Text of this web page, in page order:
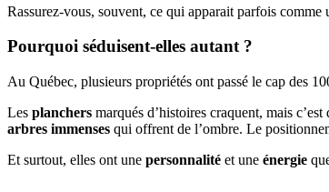
Rassurez-vous, souvent, ce qui apparait parfois comme
Pourquoi séduisent-elles autant ?
Au Québec, plusieurs propriétés ont passé le cap des
Les planchers marqués d’histoires craquent, mais
arbres immenses qui offrent de l’ombre. Le
Et surtout, elles ont une personnalité et une énergie